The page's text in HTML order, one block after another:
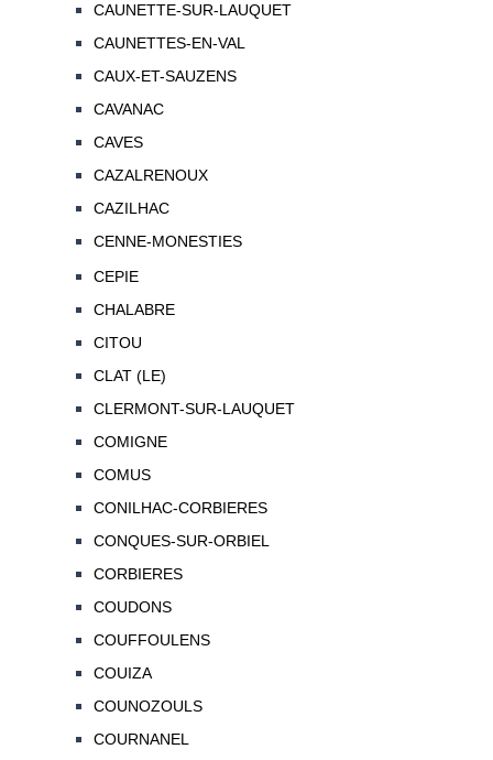
CAUNETTE-SUR-LAUQUET
CAUNETTES-EN-VAL
CAUX-ET-SAUZENS
CAVANAC
CAVES
CAZALRENOUX
CAZILHAC
CENNE-MONESTIES
CEPIE
CHALABRE
CITOU
CLAT (LE)
CLERMONT-SUR-LAUQUET
COMIGNE
COMUS
CONILHAC-CORBIERES
CONQUES-SUR-ORBIEL
CORBIERES
COUDONS
COUFFOULENS
COUIZA
COUNOZOULS
COURNANEL